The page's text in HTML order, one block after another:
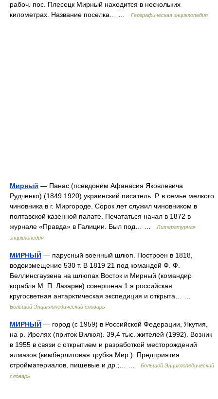
рабоч. пос. Плесецк Мирный находится в нескольких
километрах. Название поселка… …
Географическая энциклопедия
Мирный — Панас (псевдоним Афанасия Яковлевича
Рудченко) (1849 1920) украинский писатель. Р. в семье мелкого
чиновника в г. Миргороде. Сорок лет служил чиновником в
полтавской казенной палате. Печататься начал в 1872 в
журнале «Правда» в Галиции. Был под… …
Литературная
энциклопедия
МИРНЫЙ — парусный военный шлюп. Построен в 1818,
водоизмещение 530 т. В 1819 21 под командой Ф. Ф.
Беллинсгаузена на шлюпах Восток и Мирный (командир
корабля М. П. Лазарев) совершена 1 я российская
кругосветная антарктическая экспедиция и открыта… …
Большой Энциклопедический словарь
МИРНЫЙ — город (с 1959) в Российской Федерации, Якутия,
на р. Ирелях (приток Вилюя). 39,4 тыс. жителей (1992). Возник
в 1955 в связи с открытием и разработкой месторождений
алмазов (кимберлитовая трубка Мир ). Предприятия
стройматериалов, пищевые и др.;… …
Большой Энциклопедический
словарь